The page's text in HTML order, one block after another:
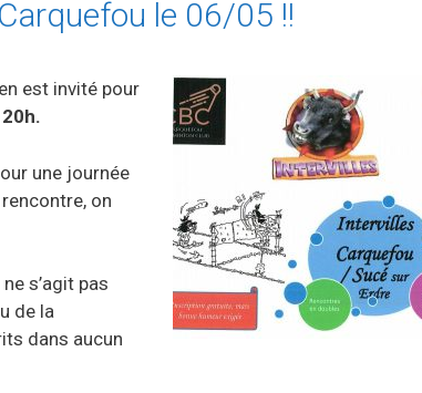
le 06/05 !!
est invité pour
une journée
on
ne s’agit pas
de la
dans aucun